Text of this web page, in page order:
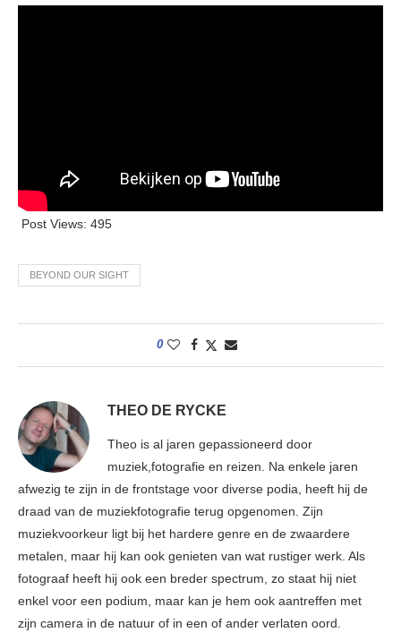
Post Views: 495
BEYOND OUR SIGHT
0
THEO DE RYCKE
Theo is al jaren gepassioneerd door
muziek,fotografie en reizen. Na enkele jaren
afwezig te zijn in de frontstage voor diverse podia, heeft hij de
draad van de muziekfotografie terug opgenomen. Zijn
muziekvoorkeur ligt bij het hardere genre en de zwaardere
metalen, maar hij kan ook genieten van wat rustiger werk. Als
fotograaf heeft hij ook een breder spectrum, zo staat hij niet
enkel voor een podium, maar kan je hem ook aantreffen met
zijn camera in de natuur of in een of ander verlaten oord.